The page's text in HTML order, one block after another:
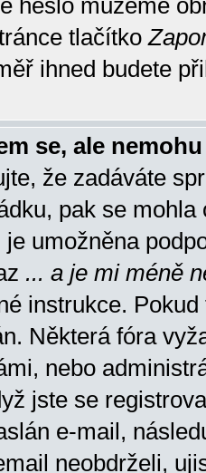
heslo můžeme
tlačítko
ihned budete
se, ale
že zadáváte
pak se
umožněna
... a je mi méně
instrukce.
Některá fóra
nebo
jste se
e-mail,
neobdrželi,